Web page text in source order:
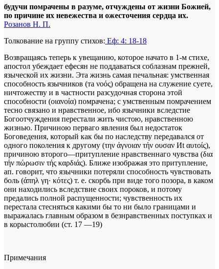
будучи помрачены в разуме, отчуждены от жизни Божией,
по причине их невежества и ожесточения сердца их.
Розанов Н. П.
Толкование на группу стихов: Еф: 4: 18-18
Возвращаясь теперь к увещанию, которое начато в 1-м стихе,
апостол убеждает ефесян не поддаваться соблазнам прежней,
языческой их жизни. Эта жизнь самая печальная: умственная
способность язычников (та νοός) обращена на служение суете,
ничтожеству и в частности разсудочная сторона этой
способности (οιανοία) помрачена; с умственным помрачением
тесно связано и нравственное, ибо язычники вследстие
Богоотчуждения перестали жить чистою, нравственною
жизнью. Причиною перваго явления был недостаток
Боговедения, который как бы по наследству передавался от
одного поколения к другому (την άγνοιαν τήν ουσαν Иt αυτοίς),
причиною второго—притупление нравственнаго чувства (δια
τήν πώρωσιν τής καρδιάς). Ближе изображая это притупление,
ап. говорит, что язычники потеряли способность чувствовать
боль (άπηλ γη· κότες) т. е. скорбь при виде того позора, в каком
они находились вследствие своих пороков, и потому
предались полной распущенности; чувственность их
перестала стесняться какими бы то ни было границами и
выражалась главным образом в безнравственных поступках и
в корыстолюбии (ст. 17 —19)
Примечания